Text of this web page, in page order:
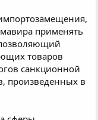
применять
товаров
санкционной
произведенных в